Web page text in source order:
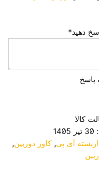
دهید*
پاسخ
کالا
آی پی, کاور دوربین,